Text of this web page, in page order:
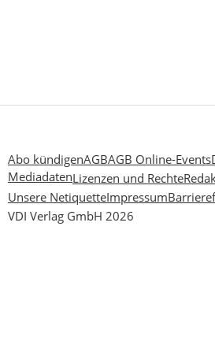
Abo kündigenAGBAGB Online-Events
MediadatenLizenzen und Rechte
Unsere NetiquetteImpressum
VDI Verlag GmbH 2026